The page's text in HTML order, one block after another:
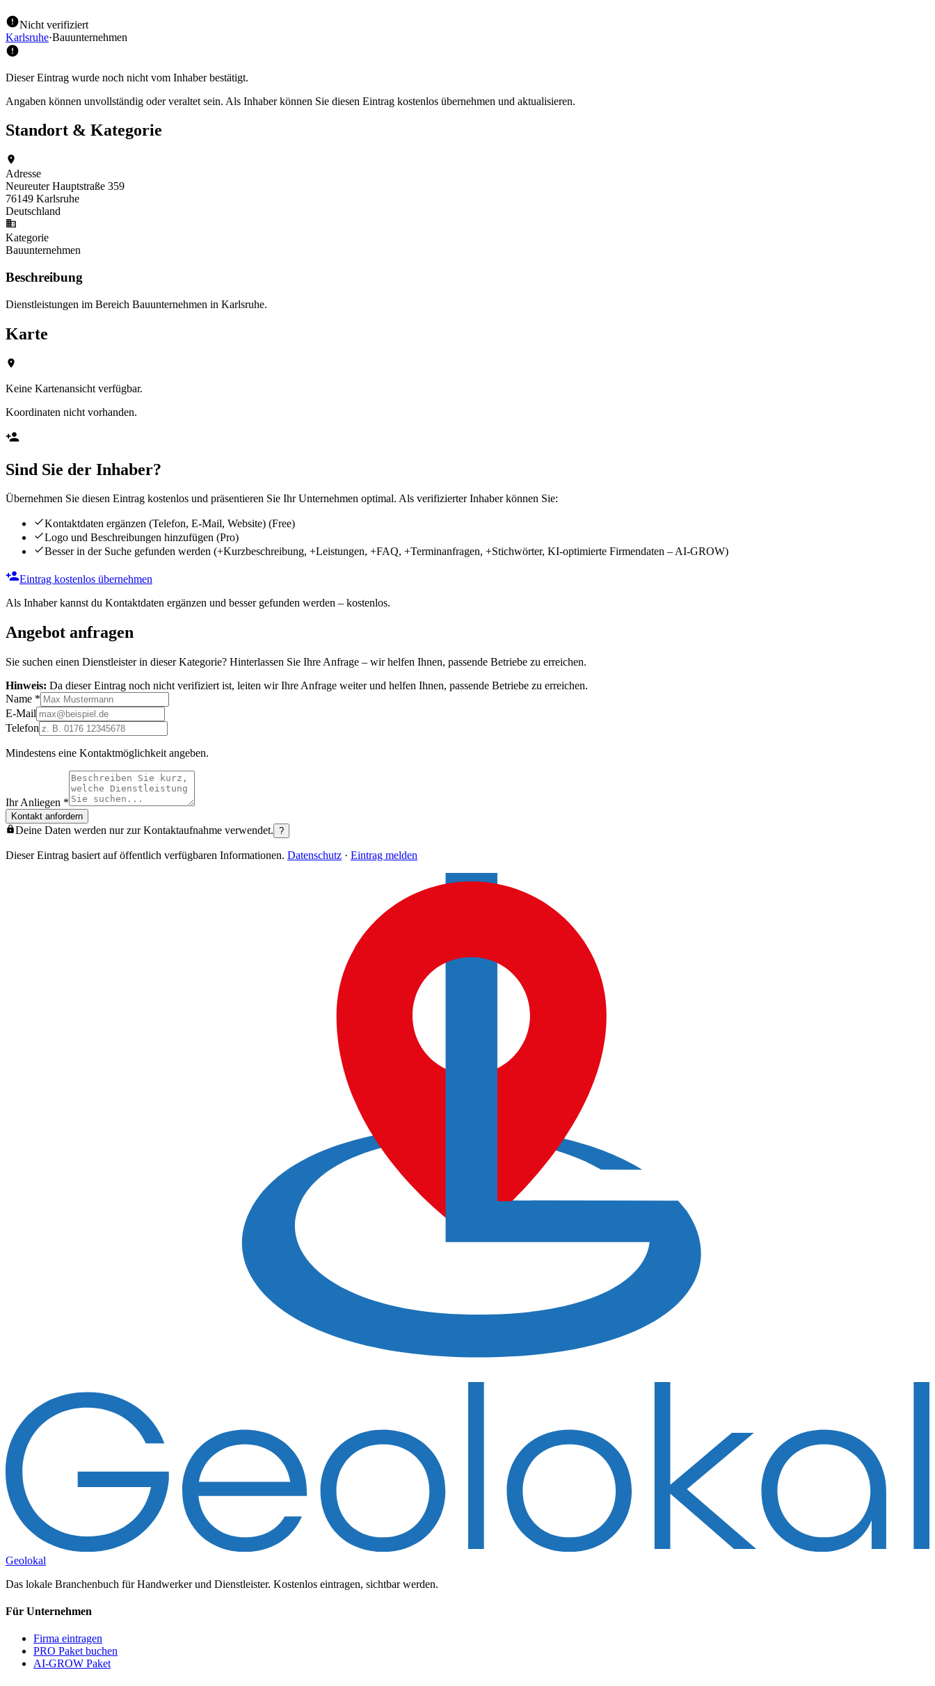
Nicht verifiziert
Karlsruhe·Bauunternehmen
Dieser Eintrag wurde noch nicht vom Inhaber bestätigt.
Angaben können unvollständig oder veraltet sein. Als Inhaber können Sie diesen Eintrag kostenlos übernehmen und aktualisieren.
Standort & Kategorie
Adresse
Neureuter Hauptstraße 359
76149 Karlsruhe
Deutschland
Kategorie
Bauunternehmen
Beschreibung
Dienstleistungen im Bereich Bauunternehmen in Karlsruhe.
Karte
Keine Kartenansicht verfügbar.
Koordinaten nicht vorhanden.
Sind Sie der Inhaber?
Übernehmen Sie diesen Eintrag kostenlos und präsentieren Sie Ihr Unternehmen optimal. Als verifizierter Inhaber können Sie:
Kontaktdaten ergänzen (Telefon, E-Mail, Website) (Free)
Logo und Beschreibungen hinzufügen (Pro)
Besser in der Suche gefunden werden (+Kurzbeschreibung, +Leistungen, +FAQ, +Terminanfragen, +Stichwörter, KI-optimierte Firmendaten – AI-GROW)
Eintrag kostenlos übernehmen
Als Inhaber kannst du Kontaktdaten ergänzen und besser gefunden werden – kostenlos.
Angebot anfragen
Sie suchen einen Dienstleister in dieser Kategorie? Hinterlassen Sie Ihre Anfrage – wir helfen Ihnen, passende Betriebe zu erreichen.
Hinweis: Da dieser Eintrag noch nicht verifiziert ist, leiten wir Ihre Anfrage weiter und helfen Ihnen, passende Betriebe zu erreichen.
Name *
E-Mail
Telefon
Mindestens eine Kontaktmöglichkeit angeben.
Ihr Anliegen *
Kontakt anfordern
Deine Daten werden nur zur Kontaktaufnahme verwendet. ?
Dieser Eintrag basiert auf öffentlich verfügbaren Informationen. Datenschutz · Eintrag melden
Geolokal
Das lokale Branchenbuch für Handwerker und Dienstleister. Kostenlos eintragen, sichtbar werden.
Für Unternehmen
Firma eintragen
PRO Paket buchen
AI-GROW Paket